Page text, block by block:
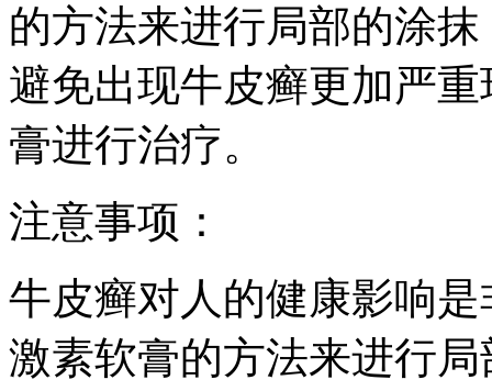
的方法来进行局部的涂
避免出现牛皮癣更加严
膏进行治疗。
注意事项：
牛皮癣对人的健康影响
激素软膏的方法来进行